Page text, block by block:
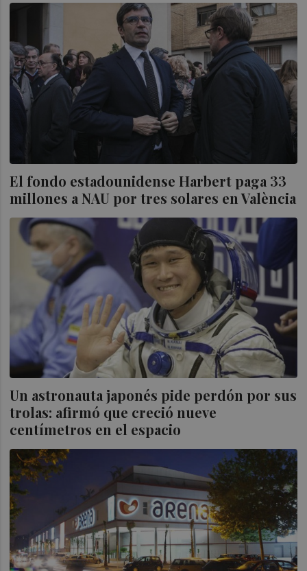
El fondo estadounidense Harbert paga 33
millones a NAU por tres solares en València
Un astronauta japonés pide perdón por sus
trolas: afirmó que creció nueve
centímetros en el espacio